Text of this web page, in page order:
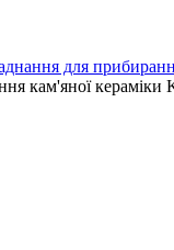
для
кам'яної кераміки